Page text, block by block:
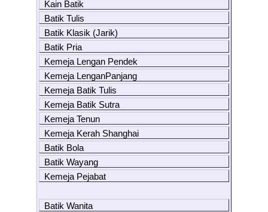
Kain Batik
Batik Tulis
Batik Klasik (Jarik)
Batik Pria
Kemeja Lengan Pendek
Kemeja LenganPanjang
Kemeja Batik Tulis
Kemeja Batik Sutra
Kemeja Tenun
Kemeja Kerah Shanghai
Batik Bola
Batik Wayang
Kemeja Pejabat
Batik Wanita